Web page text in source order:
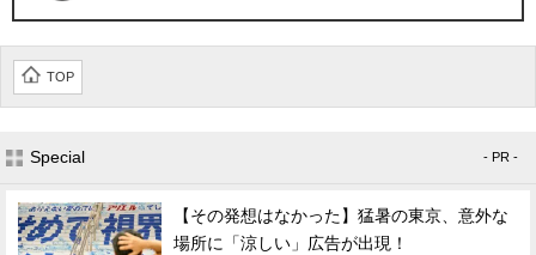
TOP
Special - PR -
【その発想はなかった】猛暑の東京、意外な
場所に「涼しい」広告が出現！